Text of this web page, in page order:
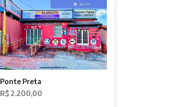
Ponte Preta
R$ 2.200,00